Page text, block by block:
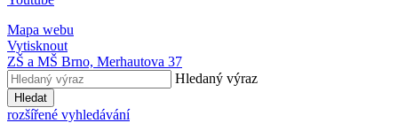
Mapa webu
Vytisknout
ZŠ a MŠ Brno, Merhautova 37
Hledaný výraz
Hledat
rozšířené vyhledávání